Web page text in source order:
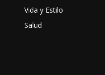
Vida y Estilo
Salud